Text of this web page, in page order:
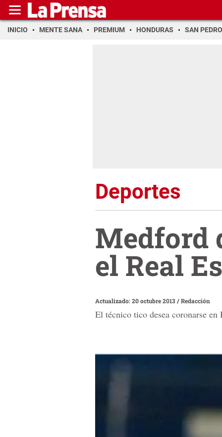
INICIO MENTE SANA PREMIUM HONDURAS SAN PEDRO
Deportes
Medford
el Real
Actualizado: 20 octubre 2013/Redacción
El técnico tico desea coronarse en